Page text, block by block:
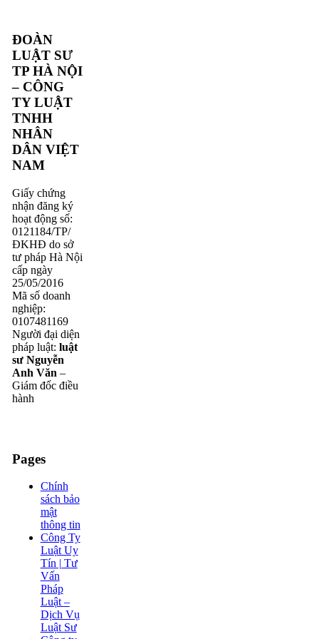
ĐOÀN
LUẬT SƯ
TP HÀ NỘI
– CÔNG
TY LUẬT
TNHH
NHÂN
DÂN VIỆT
NAM
Giấy chứng
nhận đăng ký
hoạt động số:
0121184/TP/
ĐKHĐ do sở
tư pháp Hà Nội
cấp ngày
25/05/2016
Mã số doanh
nghiệp:
0107481169
Người đại diện
pháp luật: luật
sư Nguyễn
Anh Văn –
Giám đốc điều
hành
Pages
Chính
sách bảo
mật
thông tin
Công Ty
Luật Uy
Tín | Tư
Vấn
Pháp
Luật –
Dịch Vụ
Luật Sư